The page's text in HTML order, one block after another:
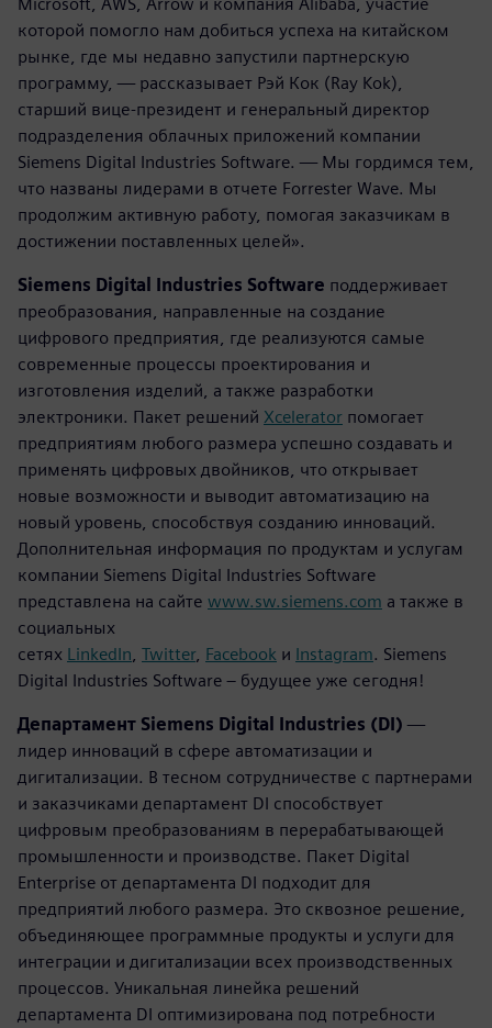
которой помогло нам добиться успеха на китайском
рынке, где мы недавно запустили партнерскую
программу, — рассказывает Рэй Кок (Ray Kok),
старший вице-президент и генеральный директор
подразделения облачных приложений компании
Siemens Digital Industries Software. — Мы гордимся тем,
что названы лидерами в отчете Forrester Wave. Мы
продолжим активную работу, помогая заказчикам в
достижении поставленных целей».
Siemens Digital Industries Software поддерживает
преобразования, направленные на создание
цифрового предприятия, где реализуются самые
современные процессы проектирования и
изготовления изделий, а также разработки
электроники. Пакет решений Xcelerator помогает
предприятиям любого размера успешно создавать и
применять цифровых двойников, что открывает
новые возможности и выводит автоматизацию на
новый уровень, способствуя созданию инноваций.
Дополнительная информация по продуктам и услугам
компании Siemens Digital Industries Software
представлена на сайте www.sw.siemens.com а также в
социальных
сетях LinkedIn Twitter, Facebook и Instagram. Siemens
Digital Industries Software – будущее уже сегодня!
Департамент Siemens Digital Industries (DI) —
лидер инноваций в сфере автоматизации и
дигитализации. В тесном сотрудничестве с партнерами
и заказчиками департамент DI способствует
цифровым преобразованиям в перерабатывающей
промышленности и производстве. Пакет Digital
Enterprise от департамента DI подходит для
предприятий любого размера. Это сквозное решение,
объединяющее программные продукты и услуги для
интеграции и дигитализации всех производственных
процессов. Уникальная линейка решений
департамента DI оптимизирована под потребности